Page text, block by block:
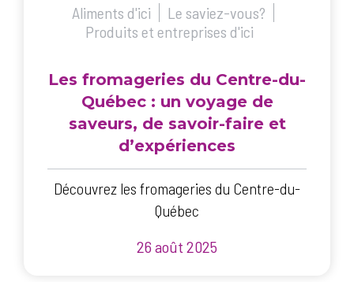
Aliments d'ici
Le saviez-vous?
Produits et entreprises d'ici
Les fromageries du Centre-du-
Québec : un voyage de
saveurs, de savoir-faire et
d’expériences
Découvrez les fromageries du Centre-du-
Québec
26 août 2025